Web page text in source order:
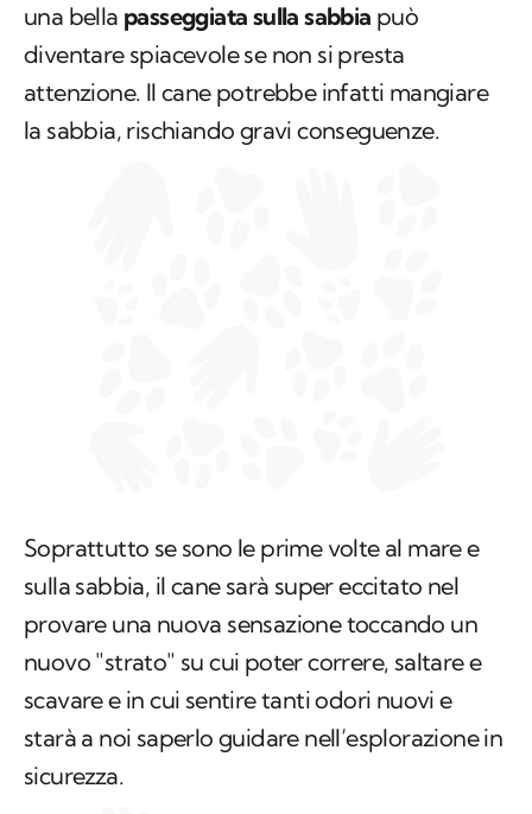
una bella passeggiata sulla sabbia può
diventare spiacevole se non si presta
attenzione. Il cane potrebbe infatti mangiare
la sabbia, rischiando gravi conseguenze.
Soprattutto se sono le prime volte al mare e
sulla sabbia, il cane sarà super eccitato nel
provare una nuova sensazione toccando un
nuovo "strato" su cui poter correre, saltare e
scavare e in cui sentire tanti odori nuovi e
starà a noi saperlo guidare nell’esplorazione in
sicurezza.